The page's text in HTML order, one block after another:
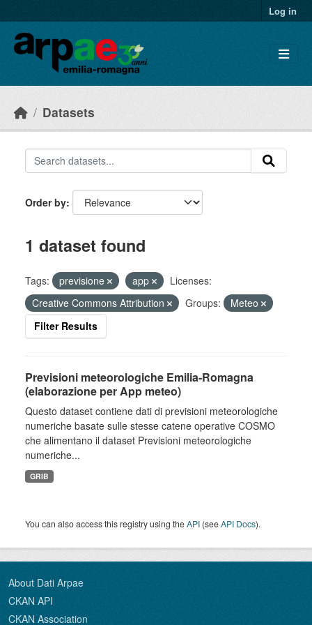
Log in
Datasets
Order by
1 dataset found
Tags: previsione app
Licenses:
Creative Commons Attribution
Groups:
Meteo
Filter Results
Previsioni meteorologiche Emilia-Romagna
(elaborazione per App meteo)
Questo dataset contiene dati di previsioni meteorologiche
numeriche basate sulle stesse catene operative COSMO
che alimentano il dataset Previsioni meteorologiche
numeriche...
GRIB
You can also access this registry using theAPI (seeAPI Docs).
About Dati Arpae
CKAN API
CKAN Association